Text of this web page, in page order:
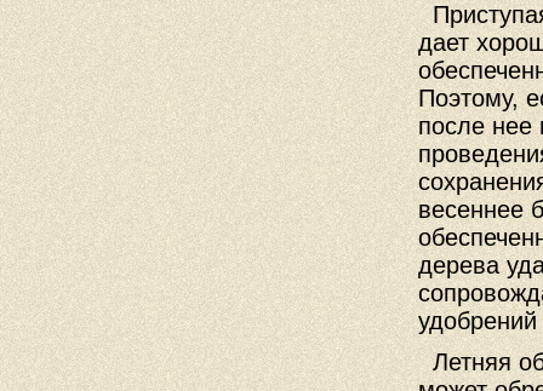
дает
Поэтому,
после нее
весеннее
дерева
Летняя